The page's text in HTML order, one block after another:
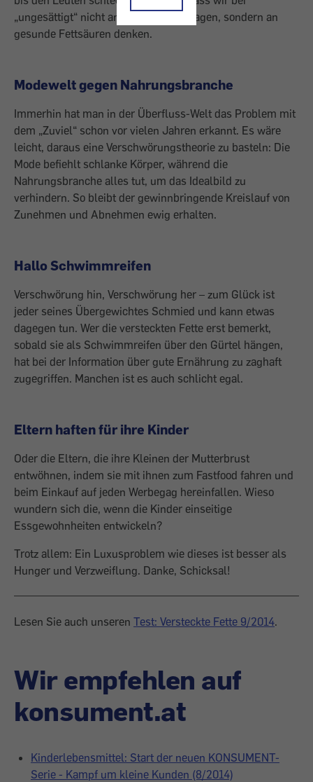
„ungesättigt“ nicht an einen leeren Magen, sondern an
gesunde Fettsäuren denken.
Modewelt gegen Nahrungsbranche
Immerhin hat man in der Überfluss-Welt das Problem mit
dem „Zuviel“ schon vor vielen Jahren erkannt. Es wäre
leicht, daraus eine Verschwörungstheorie zu basteln: Die
Mode befiehlt schlanke Körper, während die
Nahrungsbranche alles tut, um das Idealbild zu
verhindern. So bleibt der gewinnbringende Kreislauf von
Zunehmen und Abnehmen ewig erhalten.
Hallo Schwimmreifen
Verschwörung hin, Verschwörung her – zum Glück ist
jeder seines Übergewichtes Schmied und kann etwas
dagegen tun. Wer die versteckten Fette erst bemerkt,
sobald sie als Schwimmreifen über den Gürtel hängen,
hat bei der Information über gute Ernährung zu zaghaft
zugegriffen. Manchen ist es auch schlicht egal.
Eltern haften für ihre Kinder
Oder die Eltern, die ihre Kleinen der Mutterbrust
entwöhnen, indem sie mit ihnen zum Fastfood fahren und
beim Einkauf auf jeden Werbegag hereinfallen. Wieso
wundern sich die, wenn die Kinder einseitige
Essgewohnheiten entwickeln?
Trotz allem: Ein Luxusproblem wie dieses ist besser als
Hunger und Verzweiflung. Danke, Schicksal!
Lesen Sie auch unseren Test: Versteckte Fette 9/2014.
Wir empfehlen auf
konsument.at
Kinderlebensmittel: Start der neuen KONSUMENT-
Serie - Kampf um kleine Kunden (8/2014)